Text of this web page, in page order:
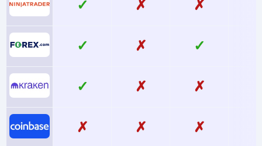
✓ ✗ ✗
✓ ✗ ✓
✓ ✗ ✗
✗ ✗ ✗